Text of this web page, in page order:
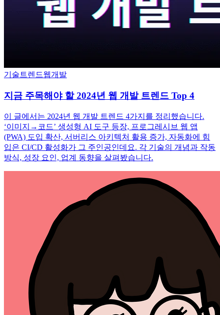
기술트렌드웹개발
지금 주목해야 할 2024년 웹 개발 트렌드 Top 4
이 글에서는 2024년 웹 개발 트렌드 4가지를 정리했습니다.
‘이미지→코드’ 생성형 AI 도구 등장, 프로그레시브 웹 앱
(PWA) 도입 확산, 서버리스 아키텍처 활용 증가, 자동화에 힘
입은 CI/CD 활성화가 그 주인공인데요. 각 기술의 개념과 작동
방식, 성장 요인, 업계 동향을 살펴봤습니다.